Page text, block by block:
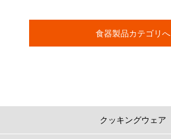
食器製品カテゴリへ
クッキングウェア